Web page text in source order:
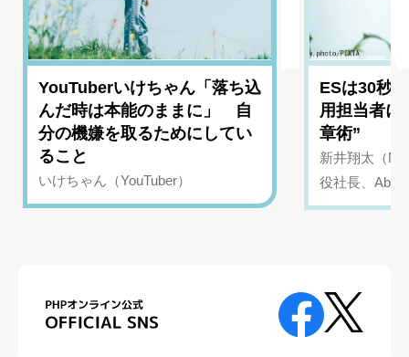
YouTuberいけちゃん「落ち込
んだ時は本能のままに」 自
分の機嫌を取るためにしてい
ること
いけちゃん（YouTuber）
ESは30秒
用担当者に
章術”
新井翔太（
役社長、